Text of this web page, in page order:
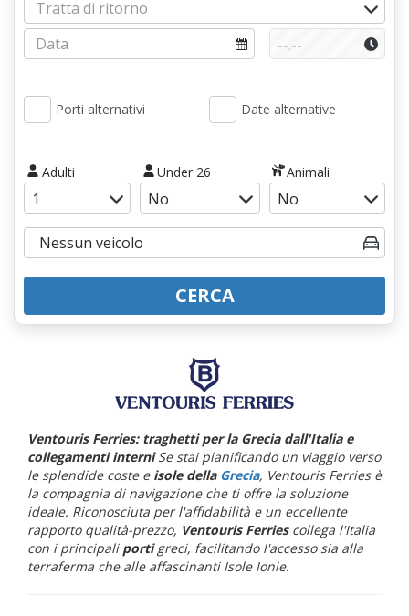
Porti alternativi Date alternative
Adulti Under 26 Animali
CERCA
Ventouris Ferries: traghetti per la Grecia dall'Italia e
collegamenti interniSe stai pianificando un viaggio verso
le splendide coste e isole della Grecia, Ventouris Ferries è
la compagnia di navigazione che ti offre la soluzione
ideale. Riconosciuta per l'affidabilità e un eccellente
rapporto qualità-prezzo, Ventouris Ferriescollega l'Italia
con i principali portigreci, facilitando l'accesso sia alla
terraferma che alle affascinanti Isole Ionie.